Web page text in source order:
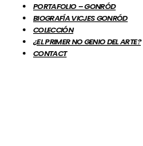
PORTAFOLIO – GONRÓD
BIOGRAFÍA VICJES GONRÓD
COLECCIÓN
¿EL PRIMER NO GENIO DEL ARTE?
CONTACT